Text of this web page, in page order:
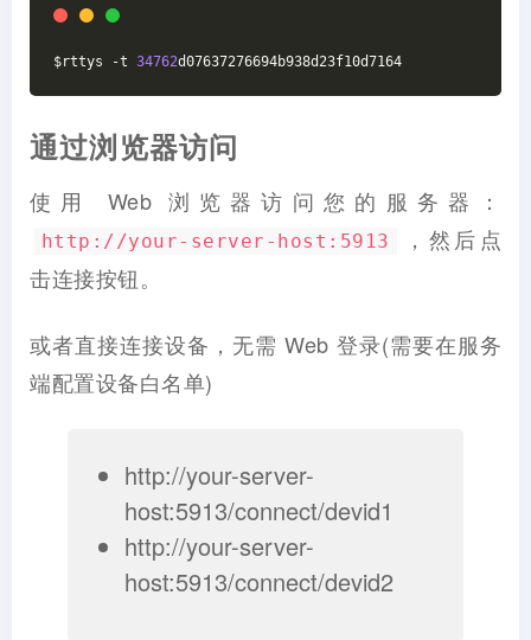
$rttys -t 34762d07637276694b938d23f10d7164
通过浏览器访问
使用 Web 浏览器访问您的服务器：
http://your-server-host:5913
，然后点
击连接按钮。
或者直接连接设备，无需 Web 登录(需要在服务
端配置设备白名单)
http://your-server-
host:5913/connect/devid1
http://your-server-
host:5913/connect/devid2